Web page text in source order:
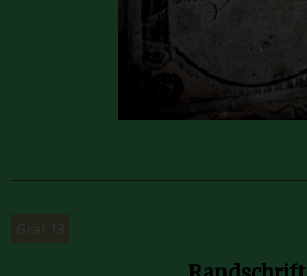
Graf 13